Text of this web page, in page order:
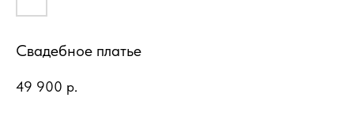
Свадебное платье
49 900 р.